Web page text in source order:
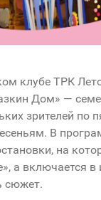
клубе ТРК
Дом» —
зрителей по
В
на
а включается в
сюжет.